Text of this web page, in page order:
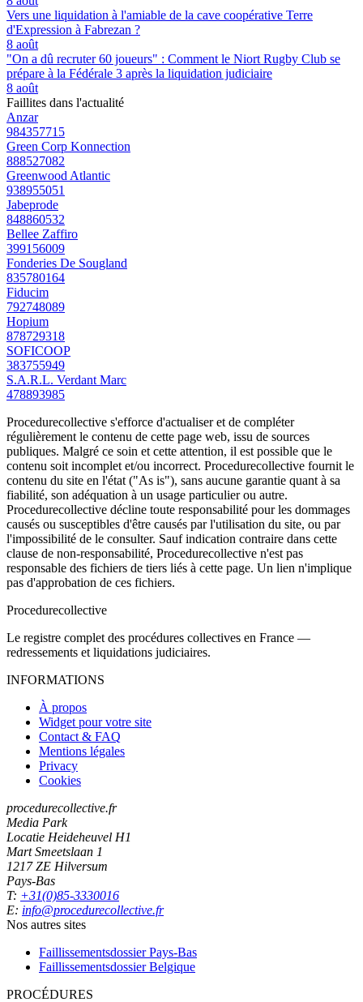
Vers une liquidation à l'amiable de la cave coopérative Terre
d'Expression à Fabrezan ?
8 août
"On a dû recruter 60 joueurs" : Comment le Niort Rugby Club se
prépare à la Fédérale 3 après la liquidation judiciaire
8 août
Faillites dans l'actualité
Anzar
984357715
Green Corp Konnection
888527082
Greenwood Atlantic
938955051
Jabeprode
848860532
Bellee Zaffiro
399156009
Fonderies De Sougland
835780164
Fiducim
792748089
Hopium
878729318
SOFICOOP
383755949
S.A.R.L. Verdant Marc
478893985
Procedurecollective s'efforce d'actualiser et de compléter
régulièrement le contenu de cette page web, issu de sources
publiques. Malgré ce soin et cette attention, il est possible que le
contenu soit incomplet et/ou incorrect. Procedurecollective fournit le
contenu du site en l'état ("As is"), sans aucune garantie quant à sa
fiabilité, son adéquation à un usage particulier ou autre.
Procedurecollective décline toute responsabilité pour les dommages
causés ou susceptibles d'être causés par l'utilisation du site, ou par
l'impossibilité de le consulter. Sauf indication contraire dans cette
clause de non-responsabilité, Procedurecollective n'est pas
responsable des fichiers de tiers liés à cette page. Un lien n'implique
pas d'approbation de ces fichiers.
Procedurecollective
Le registre complet des procédures collectives en France —
redressements et liquidations judiciaires.
INFORMATIONS
À propos
Widget pour votre site
Contact & FAQ
Mentions légales
Privacy
Cookies
procedurecollective.fr
Media Park
Locatie Heideheuvel H1
Mart Smeetslaan 1
1217 ZE Hilversum
Pays-Bas
T: +31(0)85-3330016
E: info@procedurecollective.fr
Nos autres sites
Faillissementsdossier Pays-Bas
Faillissementsdossier Belgique
PROCÉDURES